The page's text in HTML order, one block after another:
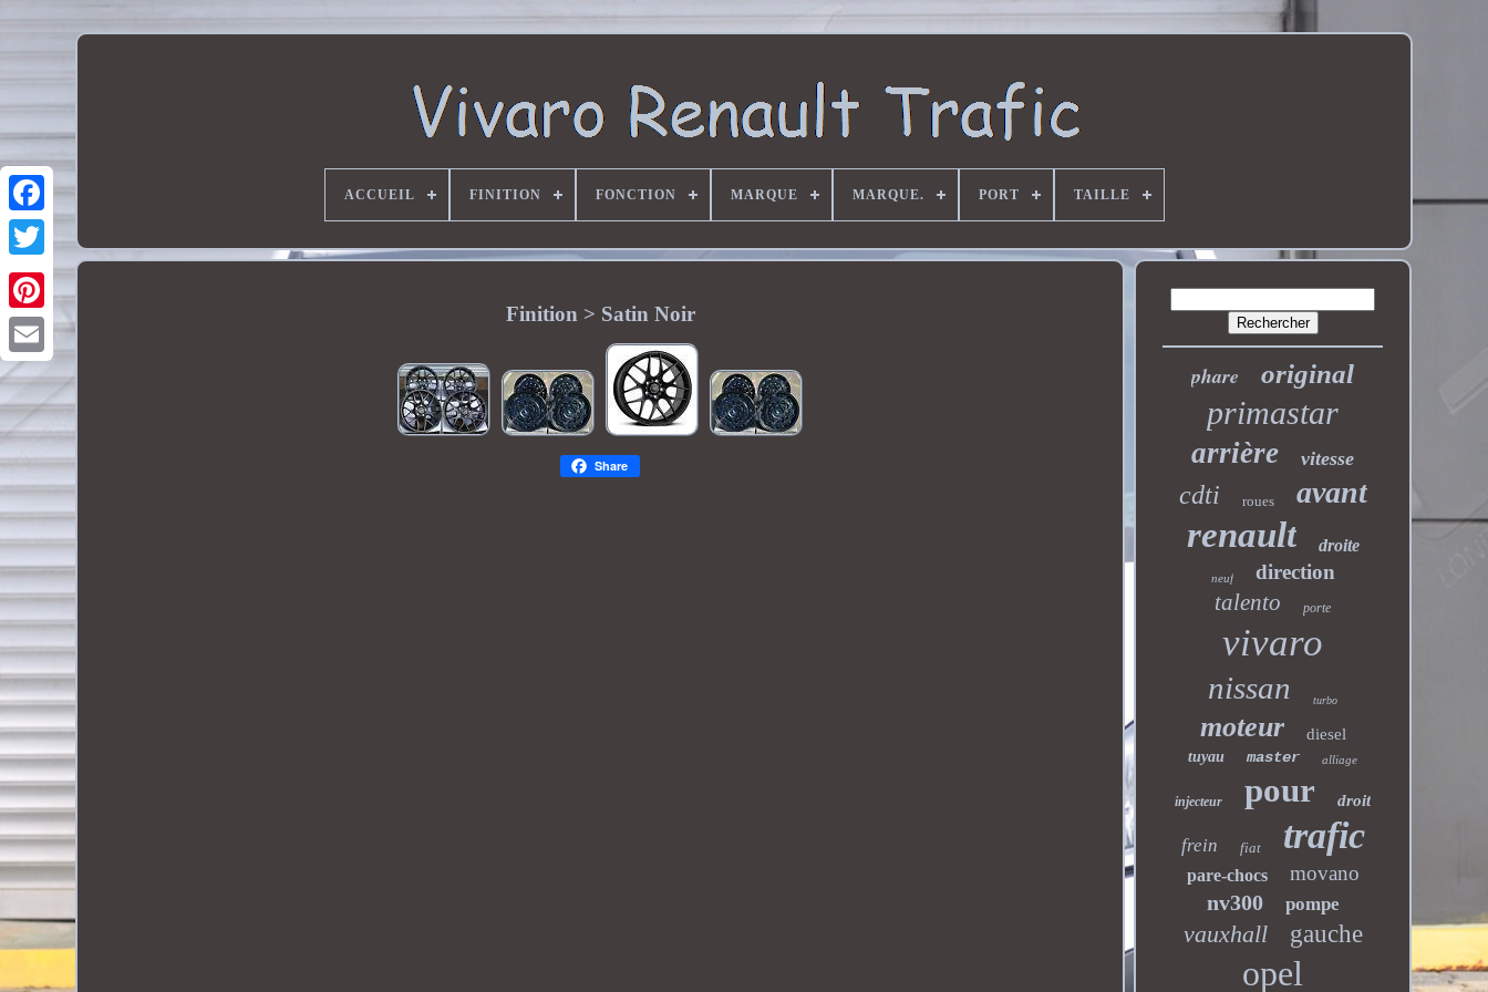
ACCUEIL FINITION FONCTION MARQUE MARQUE. PORT TAILLE
Finition > Satin Noir
Share
phare original
primastar
arrière vitesse
cdti roues avant
renault droite
neuf direction
talento porte
vivaro
nissan turbo
moteur diesel
tuyau master alliage
injecteur pour droit
frein fiat trafic
pare-chocs movano
nv300 pompe
vauxhall gauche
opel